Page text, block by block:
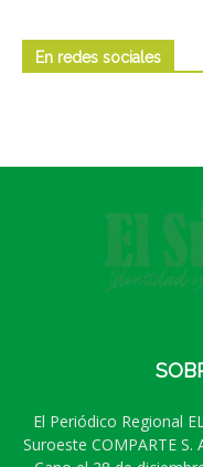
En redes sociales
El Periódico Regional
Suroeste COMPARTE S.